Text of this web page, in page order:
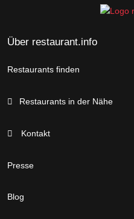
Über restaurant.info
Restaurants finden
Restaurants in der Nähe
Kontakt
Presse
Blog